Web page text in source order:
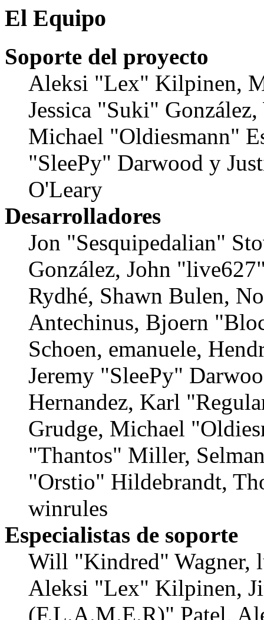
El Equipo
Soporte del proyecto
Aleksi "Lex" Kilpinen,
Jessica "Suki"
Michael "Oldiesmann"
"SleePy" Darwood y
O'Leary
Desarrolladores
Jon "Sesquipedalian"
González, John
Rydhé, Shawn Bulen,
Antechinus, Bjoern
Schoen, emanuele,
Jeremy "SleePy"
Hernandez, Karl
Grudge, Michael
"Thantos" Miller,
"Orstio" Hildebrandt,
winrules
Especialistas de soporte
Will "Kindred" Wagner,
Aleksi "Lex" Kilpinen,
(F.L.A.M.E.R)" Patel,